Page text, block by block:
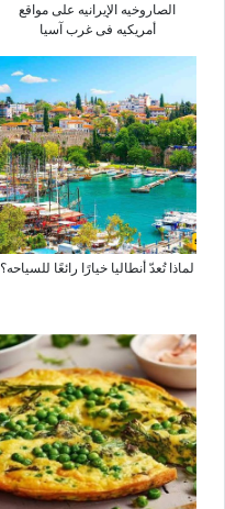
الصاروخیه الإیرانیه على مواقع
أمریکیه فی غرب آسیا
لماذا تُعدّ أنطالیا خیارًا رائعًا للسیاحه؟